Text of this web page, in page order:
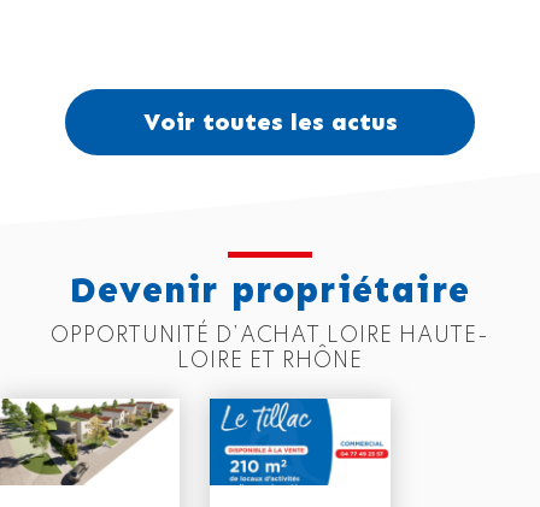
Voir toutes les actus
Devenir propriétaire
OPPORTUNITÉ D’ACHAT LOIRE HAUTE-
LOIRE ET RHÔNE